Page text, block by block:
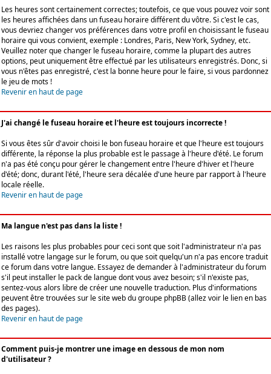
Les heures sont certainement correctes; toutefois, ce que vous pouvez voir sont
les heures affichées dans un fuseau horaire différent du vôtre. Si c'est le cas,
vous devriez changer vos préférences dans votre profil en choisissant le fuseau
horaire qui vous convient, exemple : Londres, Paris, New York, Sydney, etc.
Veuillez noter que changer le fuseau horaire, comme la plupart des autres
options, peut uniquement être effectué par les utilisateurs enregistrés. Donc, si
vous n'êtes pas enregistré, c'est la bonne heure pour le faire, si vous pardonnez
le jeu de mots !
Revenir en haut de page
J'ai changé le fuseau horaire et l'heure est toujours incorrecte !
Si vous êtes sûr d'avoir choisi le bon fuseau horaire et que l'heure est toujours
différente, la réponse la plus probable est le passage à l'heure d'été. Le forum
n'a pas été conçu pour gérer le changement entre l'heure d'hiver et l'heure
d'été; donc, durant l'été, l'heure sera décalée d'une heure par rapport à l'heure
locale réelle.
Revenir en haut de page
Ma langue n'est pas dans la liste !
Les raisons les plus probables pour ceci sont que soit l'administrateur n'a pas
installé votre langage sur le forum, ou que soit quelqu'un n'a pas encore traduit
ce forum dans votre langue. Essayez de demander à l'administrateur du forum
s'il peut installer le pack de langue dont vous avez besoin; s'il n'existe pas,
sentez-vous alors libre de créer une nouvelle traduction. Plus d'informations
peuvent être trouvées sur le site web du groupe phpBB (allez voir le lien en bas
des pages).
Revenir en haut de page
Comment puis-je montrer une image en dessous de mon nom
d'utilisateur ?